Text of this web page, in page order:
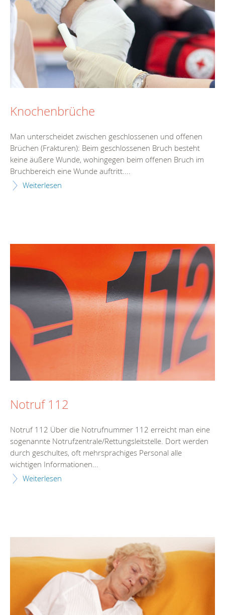
Knochenbrüche
Man unterscheidet zwischen geschlossenen und offenen
Brüchen (Frakturen): Beim geschlossenen Bruch besteht
keine äußere Wunde, wohingegen beim offenen Bruch im
Bruchbereich eine Wunde auftritt....
Weiterlesen
Notruf 112
Notruf 112 Über die Notrufnummer 112 erreicht man eine
sogenannte Notrufzentrale/Rettungsleitstelle. Dort werden
durch geschultes, oft mehrsprachiges Personal alle
wichtigen Informationen...
Weiterlesen